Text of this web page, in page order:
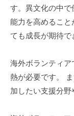
す。異文化の中
能力を高めるこ
ても成長が期待で
海外ボランティ
熱が必要です。
加したい支援分野